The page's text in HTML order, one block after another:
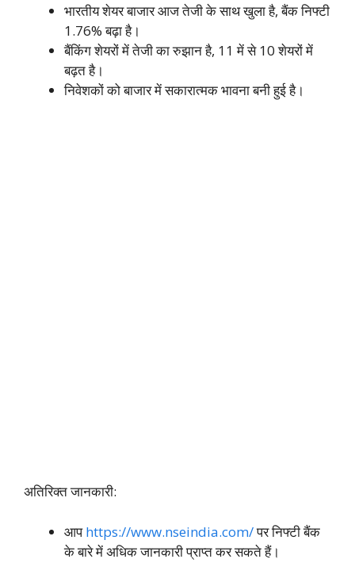
भारतीय शेयर बाजार आज तेजी के साथ खुला है, बैंक निफ्टी
1.76% बढ़ा है।
बैंकिंग शेयरों में तेजी का रुझान है, 11 में से 10 शेयरों में
बढ़त है।
निवेशकों को बाजार में सकारात्मक भावना बनी हुई है।
अतिरिक्त जानकारी:
आपhttps://www.nseindia.com/पर निफ्टी बैंक
के बारे में अधिक जानकारी प्राप्त कर सकते हैं।